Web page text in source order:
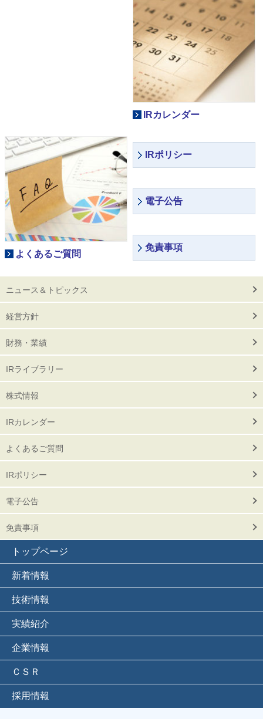
ニュース＆トピックス
経営方針
財務・業績
IRライブラリー
株式情報
IRカレンダー
よくあるご質問
IRポリシー
電子公告
免責事項
IRカレンダー
よくあるご質問
IRポリシー
電子公告
免責事項
トップページ
新着情報
技術情報
実績紹介
企業情報
ＣＳＲ
採用情報